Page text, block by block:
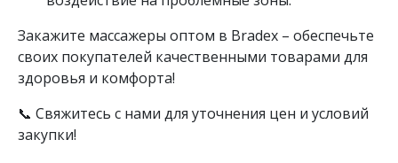
Закажите массажеры оптом в Bradex – обеспечьте
своих покупателей качественными товарами для
здоровья и комфорта!
📞 Свяжитесь с нами для уточнения цен и условий
закупки!